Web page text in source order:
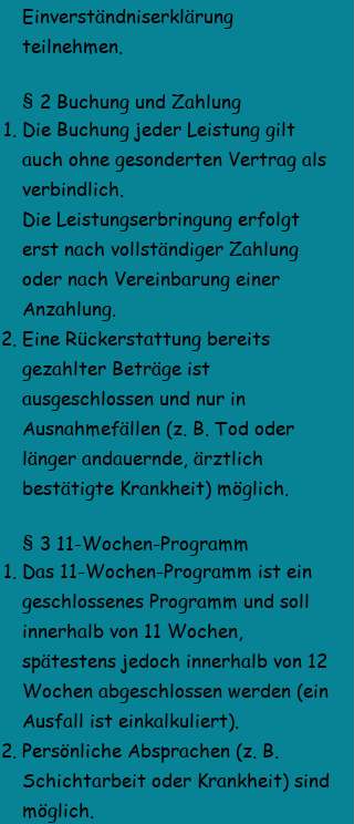
Einverständniserklärung
teilnehmen.
§ 2 Buchung und Zahlung
Die Buchung jeder Leistung gilt
auch ohne gesonderten Vertrag als
verbindlich.
Die Leistungserbringung erfolgt
erst nach vollständiger Zahlung
oder nach Vereinbarung einer
Anzahlung.
Eine Rückerstattung bereits
gezahlter Beträge ist
ausgeschlossen und nur in
Ausnahmefällen (z. B. Tod oder
länger andauernde, ärztlich
bestätigte Krankheit) möglich.
§ 3 11-Wochen-Programm
Das 11-Wochen-Programm ist ein
geschlossenes Programm und soll
innerhalb von 11 Wochen,
spätestens jedoch innerhalb von 12
Wochen abgeschlossen werden (ein
Ausfall ist einkalkuliert).
Persönliche Absprachen (z. B.
Schichtarbeit oder Krankheit) sind
möglich.